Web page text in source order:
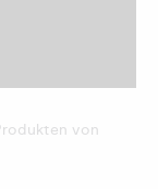
von